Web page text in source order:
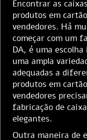
Encontrar as
produtos em
vendedores. Há
começar com um
DA, é uma
uma ampla
adequadas a
produtos em
vendedores
fabricação de
elegantes.
Outra maneira de